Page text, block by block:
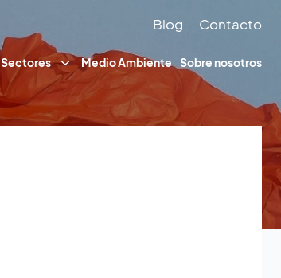
Blog Contacto
Sectores Medio Ambiente Sobre nosotros